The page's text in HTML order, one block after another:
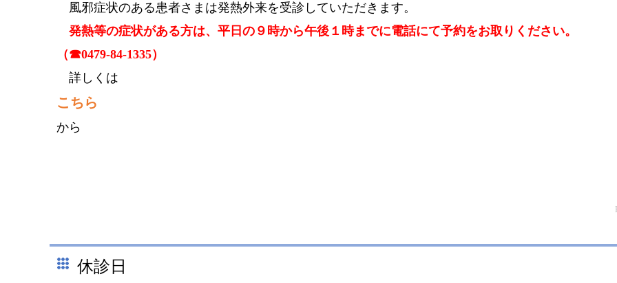
風邪症状のある患者さまは発熱外来を受診していただきます。
発熱等の症状がある方は、平日の９時から午後１時までに電話にて予約をお取りください。
（☎0479-84-1335）
詳しくは
こちら
から
休診日